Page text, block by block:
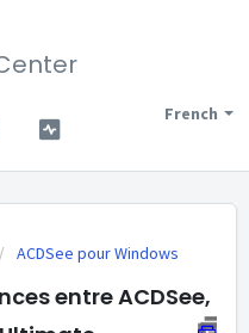
French
ACDSee pour Windows
entre ACDSee,